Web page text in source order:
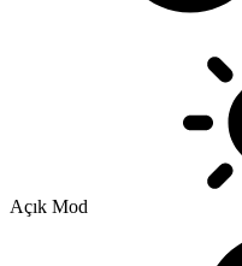
Açık Mod